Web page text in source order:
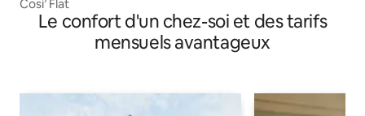
Cosi’ Flat
Le confort d'un chez-soi et des tarifs
mensuels avantageux